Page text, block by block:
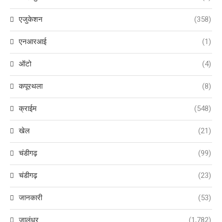
एजुकेशन (358)
एनआरआई (1)
ऑटो (4)
कपूरथला (8)
क्राईम (548)
खेल (21)
चंडीगढ़ (99)
चंडीगढ़ (23)
जानकारी (53)
जालंधर (1,782)